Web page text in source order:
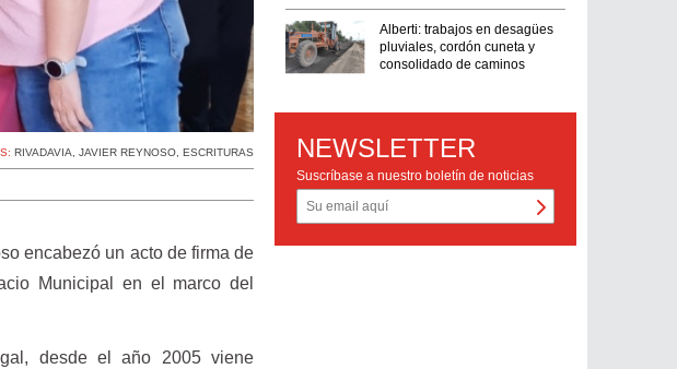
RIVADAVIA ,JAVIER REYNOSO ,ESCRITURAS
encabezó un acto de firma de
Municipal en el marco del
desde el año 2005 viene
Alberti: trabajos en desagües
pluviales, cordón cuneta y
consolidado de caminos
NEWSLETTER
Suscríbase a nuestro boletín de noticias